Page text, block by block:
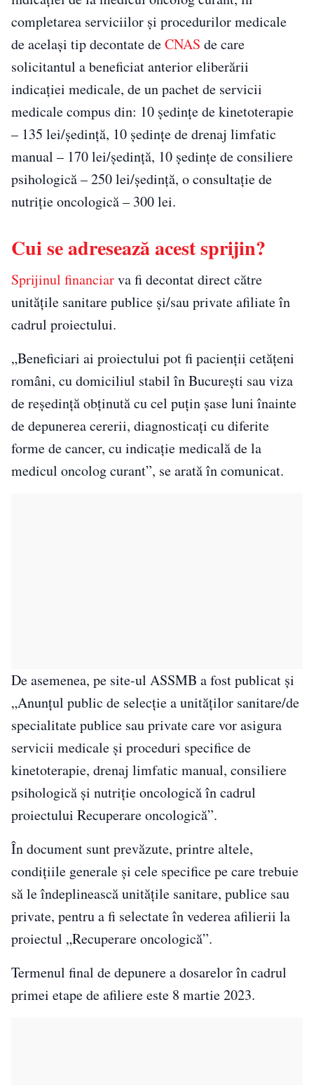
completarea serviciilor şi procedurilor medicale
de acelaşi tip decontate deCNAS de care
solicitantul a beneficiat anterior eliberării
indicaţiei medicale, de un pachet de servicii
medicale compus din: 10 şedinţe de kinetoterapie
– 135 lei/şedinţă, 10 şedinţe de drenaj limfatic
manual – 170 lei/şedinţă, 10 şedinţe de consiliere
psihologică – 250 lei/şedinţă, o consultaţie de
nutriţie oncologică – 300 lei.
Cui se adresează acest sprijin?
Sprijinul financiarva fi decontat direct către
unităţile sanitare publice şi/sau private afiliate în
cadrul proiectului.
„Beneficiari ai proiectului pot fi pacienţii cetăţeni
români, cu domiciliul stabil în Bucureşti sau viza
de reşedinţă obţinută cu cel puţin şase luni înainte
de depunerea cererii, diagnosticaţi cu diferite
forme de cancer, cu indicaţie medicală de la
medicul oncolog curant”, se arată în comunicat.
De asemenea, pe site-ul ASSMB a fost publicat şi
„Anunţul public de selecţie a unităţilor sanitare/de
specialitate publice sau private care vor asigura
servicii medicale şi proceduri specifice de
kinetoterapie, drenaj limfatic manual, consiliere
psihologică şi nutriţie oncologică în cadrul
proiectului Recuperare oncologică”.
În document sunt prevăzute, printre altele,
condiţiile generale şi cele specifice pe care trebuie
să le îndeplinească unităţile sanitare, publice sau
private, pentru a fi selectate în vederea afilierii la
proiectul „Recuperare oncologică”.
Termenul final de depunere a dosarelor în cadrul
primei etape de afiliere este 8 martie 2023.